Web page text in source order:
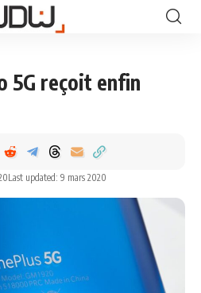
5G reçoit enfin
Last updated: 9 mars 2020